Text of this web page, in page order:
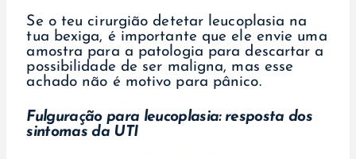
Se o teu cirurgião detetar leucoplasia na
tua bexiga, é importante que ele envie uma
amostra para a patologia para descartar a
possibilidade de ser maligna, mas esse
achado não é motivo para pânico.
Fulguração para leucoplasia: resposta dos
sintomas da UTI